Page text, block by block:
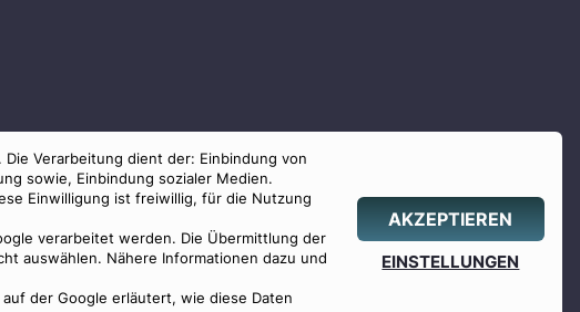
Verarbeitung dient der: Einbindung von
sowie, Einbindung sozialer Medien.
Einwilligung ist freiwillig, für die Nutzung
verarbeitet werden. Die Übermittlung der
auswählen. Nähere Informationen dazu und
auf der Google erläutert, wie diese Daten
AKZEPTIEREN
EINSTELLUNGEN